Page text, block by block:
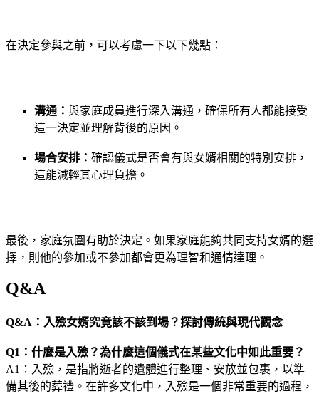
在決定參與之前，可以考慮一下以下幾點：
溝通： 與家庭成員進行深入溝通，確保所有人都能接受
這一決定並理解背後的原因。
場合安排： 確認儀式是否會有與女婿相關的特別安排，
這能減輕其心理負擔。
最後，家庭氛圍有助於決定。如果家庭能夠共同支持女婿的選
擇，則他的參加或不參加都會更為理智和通情達理。
Q&A
Q&A：入殮女婿究竟該不該到場？探討傳統與現代觀念
Q1：什麼是入殮？為什麼這個儀式在某些文化中如此重要？
A1：入殮，是指將逝者的遺體進行整理、安放並包裹，以準
備其後的葬禮。在許多文化中，入殮是一個非常重要的過程，